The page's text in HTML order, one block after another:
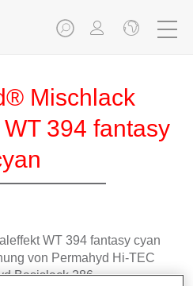
Mischlack
394 fantasy
WT 394 fantasy cyan
von Permahyd Hi-TEC
Basislack 286.